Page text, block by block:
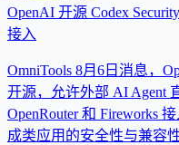
OpenAI 开源 Codex
接入
OmniTools 8月6日消息，
开源，允许外部 AI Agent
OpenRouter 和 Fireworks
成类应用的安全性与兼容性